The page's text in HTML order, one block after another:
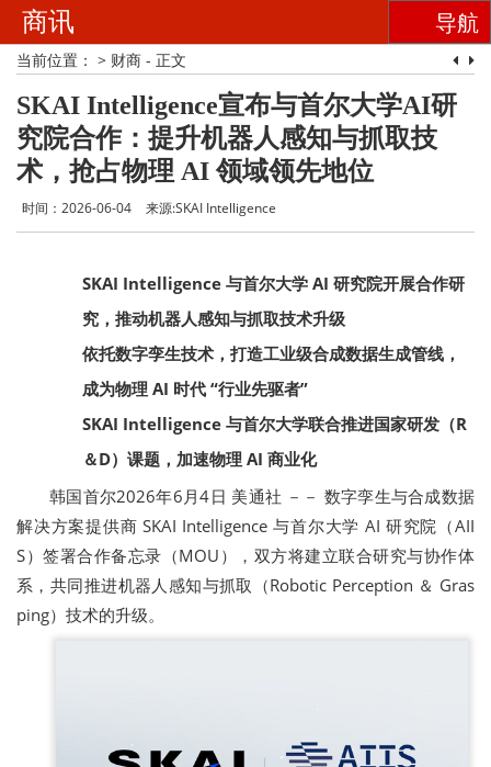
商讯 导航
当前位置： > 财商 - 正文
SKAI Intelligence宣布与首尔大学AI研
究院合作：提升机器人感知与抓取技
术，抢占物理 AI 领域领先地位
时间：2026-06-04 来源:SKAI Intelligence
SKAI Intelligence 与首尔大学 AI 研究院开展合作研
究，推动机器人感知与抓取技术升级
依托数字孪生技术，打造工业级合成数据生成管线，
成为物理 AI 时代 “行业先驱者”
SKAI Intelligence 与首尔大学联合推进国家研发（R
＆D）课题，加速物理 AI 商业化
韩国首尔2026年6月4日 美通社 －－ 数字孪生与合成数据
解决方案提供商 SKAI Intelligence 与首尔大学 AI 研究院（AII
S）签署合作备忘录（MOU），双方将建立联合研究与协作体
系，共同推进机器人感知与抓取（Robotic Perception ＆ Gras
ping）技术的升级。